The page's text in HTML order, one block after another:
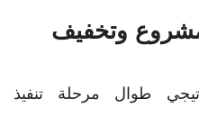
وتخفيف
طوال مرحلة تنفيذ